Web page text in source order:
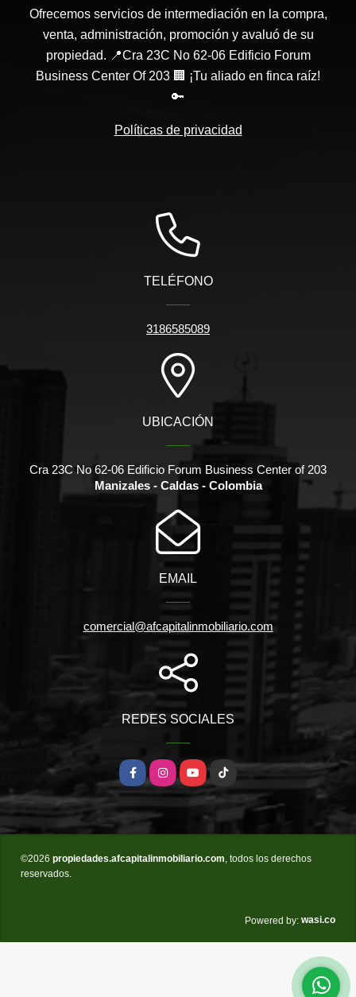
Ofrecemos servicios de intermediación en la compra,
venta, administración, promoción y avaluó de su
propiedad. 📍Cra 23C No 62-06 Edificio Forum
Business Center Of 203 🏢 ¡Tu aliado en finca raíz!
🔑
Políticas de privacidad
TELÉFONO
3186585089
UBICACIÓN
Cra 23C No 62-06 Edificio Forum Business Center of 203
Manizales - Caldas - Colombia
EMAIL
comercial@afcapitalinmobiliario.com
REDES SOCIALES
FacebookInstagramYouTubeTikTok
©2026 propiedades.afcapitalinmobiliario.com, todos los derechos
reservados.
Powered by: wasi.co